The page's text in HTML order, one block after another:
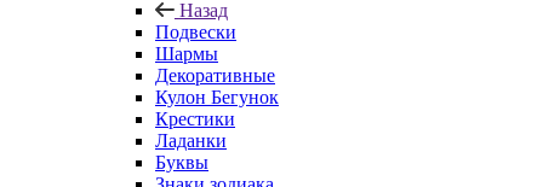
Назад
Подвески
Шармы
Декоративные
Кулон Бегунок
Крестики
Ладанки
Буквы